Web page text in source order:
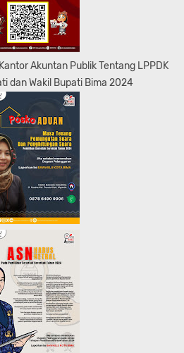
Akuntan Publik Tentang LPPDK
dan Wakil Bupati Bima 2024